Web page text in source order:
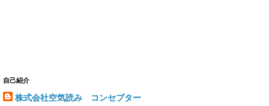
自己紹介
株式会社空気読み コンセプター